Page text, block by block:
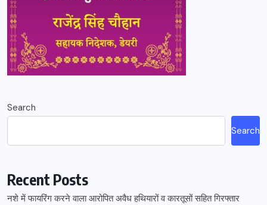
Search
Search
Recent Posts
नशे में फायरिंग करने वाला आरोपित अवैध हथियारों व कारतूसों सहित गिरफ्तार